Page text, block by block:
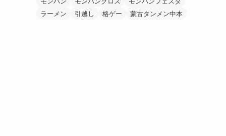
ラーメン
引越し 格ゲー 蒙古タンメン中本